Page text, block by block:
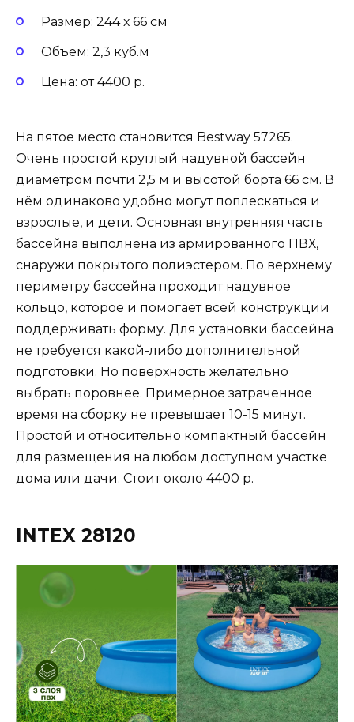
Размер: 244 х 66 см
Объём: 2,3 куб.м
Цена: от 4400 р.
На пятое место становится Bestway 57265.
Очень простой круглый надувной бассейн
диаметром почти 2,5 м и высотой борта 66 см. В
нём одинаково удобно могут поплескаться и
взрослые, и дети. Основная внутренняя часть
бассейна выполнена из армированного ПВХ,
снаружи покрытого полиэстером. По верхнему
периметру бассейна проходит надувное
кольцо, которое и помогает всей конструкции
поддерживать форму. Для установки бассейна
не требуется какой-либо дополнительной
подготовки. Но поверхность желательно
выбрать поровнее. Примерное затраченное
время на сборку не превышает 10-15 минут.
Простой и относительно компактный бассейн
для размещения на любом доступном участке
дома или дачи. Стоит около 4400 р.
INTEX 28120